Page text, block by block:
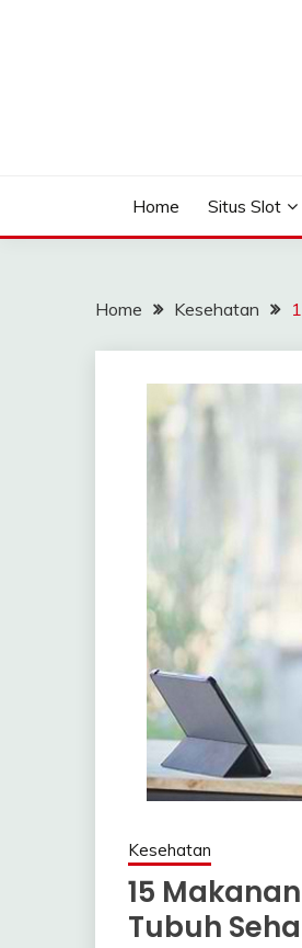
Home Situs Slot
Home Kesehatan
Kesehatan
15
Tubuh